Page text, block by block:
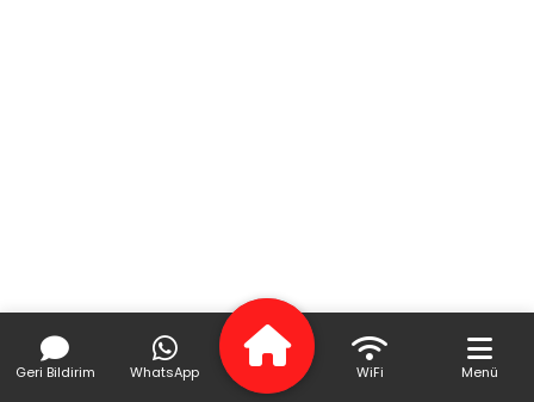
Geri Bildirim WhatsApp WiFi Menü